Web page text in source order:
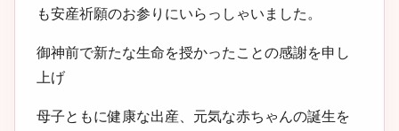
も安産祈願のお参りにいらっしゃいました。
御神前で新たな生命を授かったことの感謝を申し
上げ
母子ともに健康な出産、元気な赤ちゃんの誕生を